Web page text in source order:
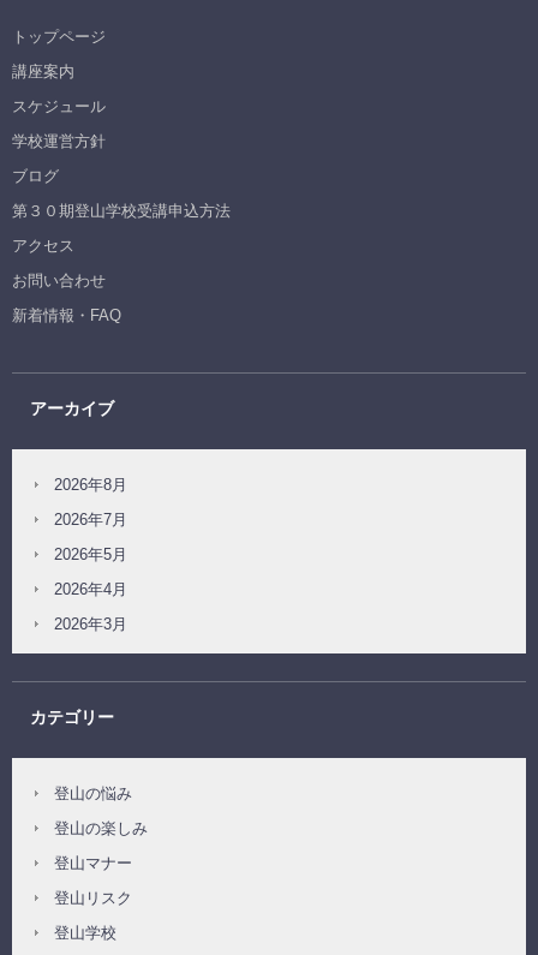
トップページ
講座案内
スケジュール
学校運営方針
ブログ
第３０期登山学校受講申込方法
アクセス
お問い合わせ
新着情報・FAQ
アーカイブ
2026年8月
2026年7月
2026年5月
2026年4月
2026年3月
カテゴリー
登山の悩み
登山の楽しみ
登山マナー
登山リスク
登山学校